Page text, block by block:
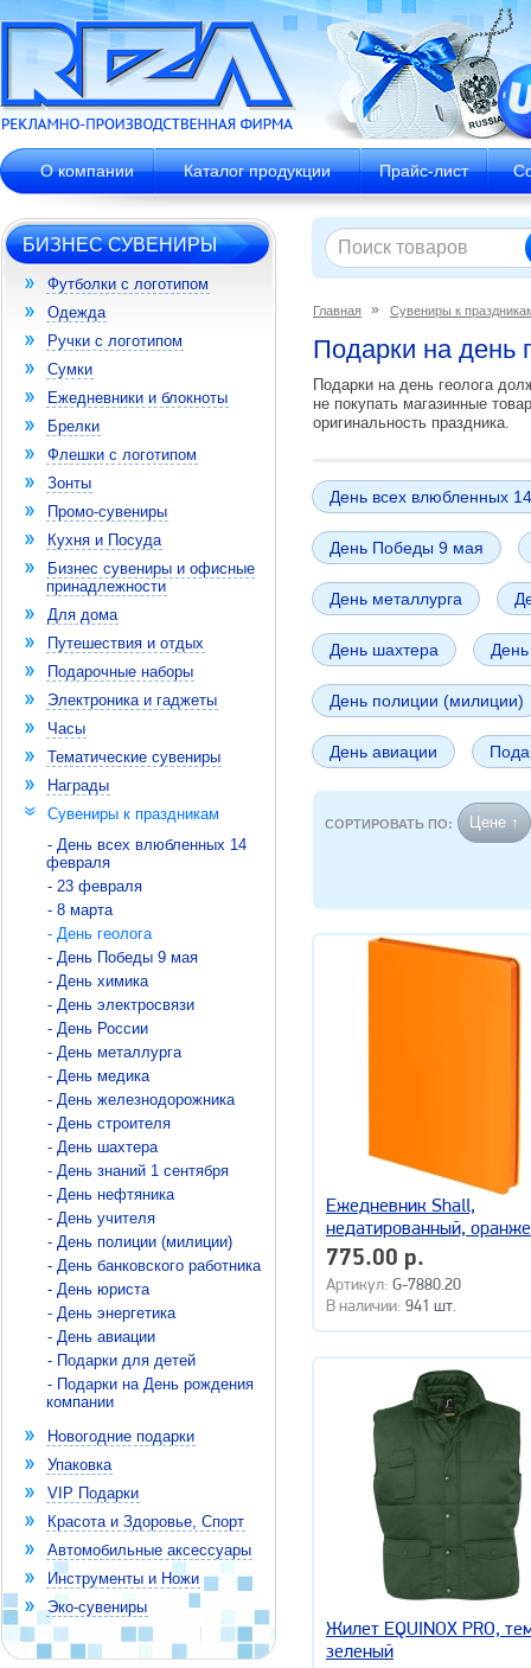
О компании Каталог продукции Прайс-лист
БИЗНЕС СУВЕНИРЫ
Футболки с логотипом
Одежда
Ручки с логотипом
Сумки
Ежедневники и блокноты
Брелки
Флешки с логотипом
Зонты
Промо-сувениры
Кухня и Посуда
Бизнес сувениры и офисные
принадлежности
Для дома
Путешествия и отдых
Подарочные наборы
Электроника и гаджеты
Часы
Тематические сувениры
Награды
Сувениры к праздникам
- День всех влюбленных 14
февраля
- 23 февраля
- 8 марта
- День геолога
- День Победы 9 мая
- День химика
- День электросвязи
- День России
- День металлурга
- День медика
- День железнодорожника
- День строителя
- День шахтера
- День знаний 1 сентября
- День нефтяника
- День учителя
- День полиции (милиции)
- День банковского работника
- День юриста
- День энергетика
- День авиации
- Подарки для детей
- Подарки на День рождения
компании
Новогодние подарки
Упаковка
VIP Подарки
Красота и Здоровье, Спорт
Автомобильные аксессуары
Инструменты и Ножи
Эко-сувениры
Главная Сувениры к
Подарки на день
Подарки на день геолога
не покупать магазинные
оригинальность праздника.
День всех влюбленных
День Победы 9 мая
День металлурга
День шахтера
День полиции (милиции)
День авиации
СОРТИРОВАТЬ ПО: Цене ↑
Ежедневник Shall,
недатированный,
775.00 р.
Артикул: G-7880.20
В наличии: 941 шт.
Жилет EQUINOX PRO,
зеленый